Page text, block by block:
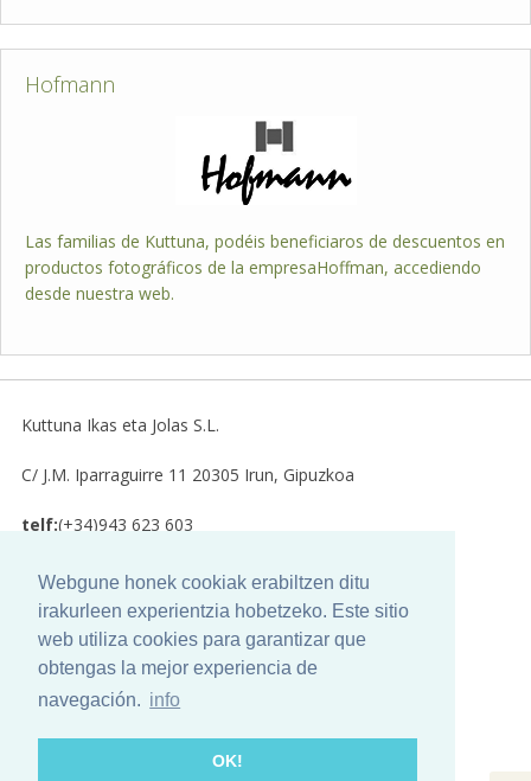
Webgune honek cookiak erabiltzen ditu
irakurleen experientzia hobetzeko. Este sitio
web utiliza cookies para garantizar que
obtengas la mejor experiencia de
navegación. info
OK!
Hofmann
Las familias de Kuttuna, podéis beneficiaros de descuentos en
productos fotográficos de la empresaHoffman, accediendo
desde nuestra web.
Kuttuna Ikas eta Jolas S.L.
C/ J.M. Iparraguirre 11 20305 Irun, Gipuzkoa
telf:(+34)943 623 603
email:kuttuna@kuttuna.com
2026 kuttuna | Design bybigara
Aviso Legal
Uso de Cookies